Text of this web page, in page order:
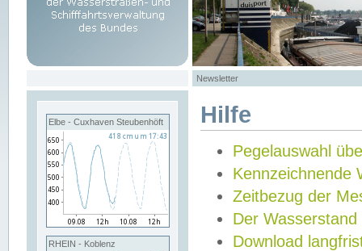
Newsletter
Elbe - Cuxhaven Steubenhöft
RHEIN - Koblenz
Hilfe
Pegelauswahl
Kennzeichnende
Zeitbezug der
Der Wasserstand
Download